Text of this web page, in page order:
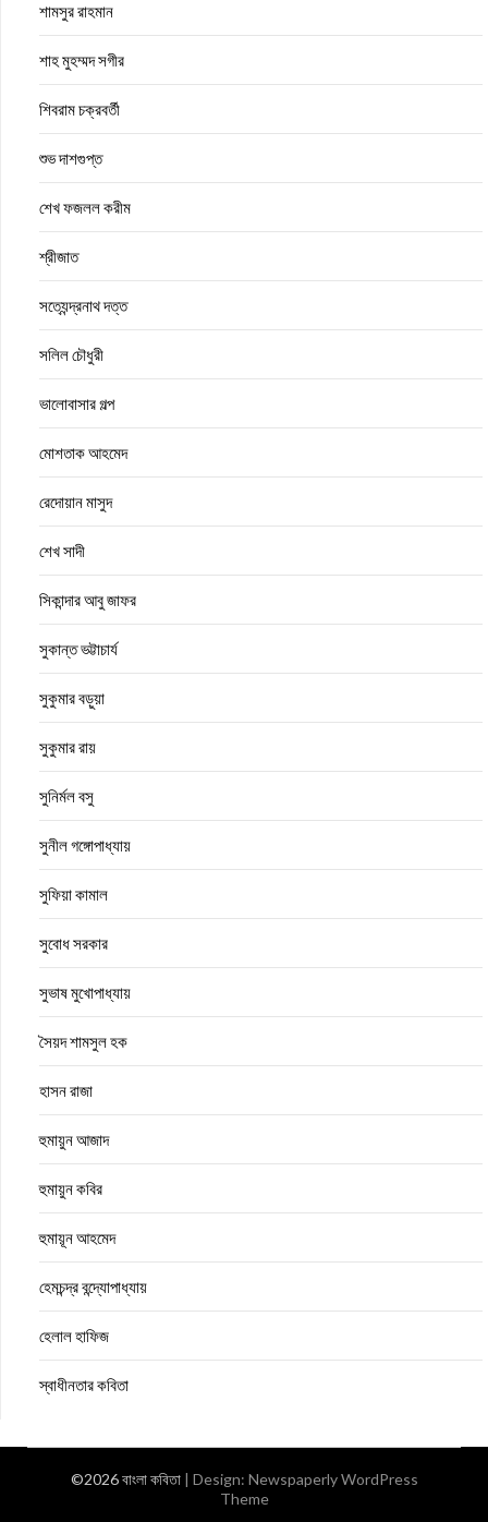
শামসুর রাহমান
শাহ মুহম্মদ সগীর
শিবরাম চক্রবর্তী
শুভ দাশগুপ্ত
শেখ ফজলল করীম
শ্রীজাত
সত্যেন্দ্রনাথ দত্ত
সলিল চৌধুরী
ভালোবাসার গল্প
মোশতাক আহমেদ
রেদোয়ান মাসুদ
শেখ সাদী
সিকান্দার আবু জাফর
সুকান্ত ভট্টাচার্য
সুকুমার বড়ুয়া
সুকুমার রায়
সুনির্মল বসু
সুনীল গঙ্গোপাধ্যায়
সুফিয়া কামাল
সুবোধ সরকার
সুভাষ মুখোপাধ্যায়
সৈয়দ শামসুল হক
হাসন রাজা
হুমায়ুন আজাদ
হুমায়ুন কবির
হুমায়ূন আহমেদ
হেমচন্দ্র বন্দ্যোপাধ্যায়
হেলাল হাফিজ
স্বাধীনতার কবিতা
©2026 বাংলা কবিতা | Design: Newspaperly WordPress
Theme